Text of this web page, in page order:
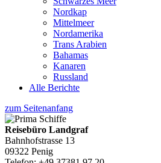
Nordkap
Mittelmeer
Nordamerika
Trans Arabien
Bahamas
Kanaren
Russland
Alle Berichte
zum Seitenanfang
Reisebüro Landgraf
Bahnhofstrasse 13
09322 Penig